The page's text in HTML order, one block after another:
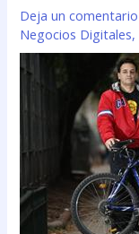
Deja un comentario
Negocios Digitales,